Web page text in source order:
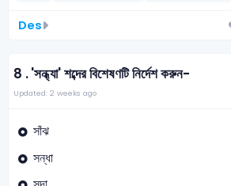
Des
8 .'সন্ধ্যা' শব্দের বিশেষণটি নির্দেশ করুন-
Updated: 2 weeks ago
সাঁঝ
সন্ধা